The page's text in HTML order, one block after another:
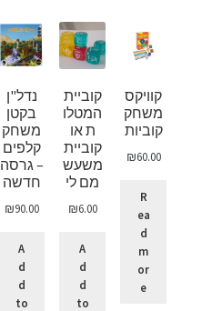
קוויקס
משחק
קוביות
₪60.00
R
ea
d
m
or
e
קוביית
המטלו
ת או
קוביית
משעש
מם לי
₪6.00
A
d
d
to
נדל"ן
בקטן
משחק
קלפים
– גרסה
חדשה
₪90.00
A
d
d
to